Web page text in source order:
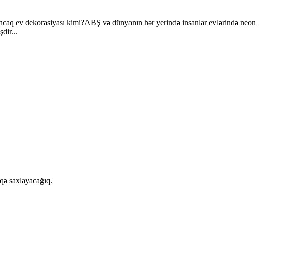
ev dekorasiyası kimi?ABŞ və dünyanın hər yerində insanlar evlərində neon
saxlayacağıq.